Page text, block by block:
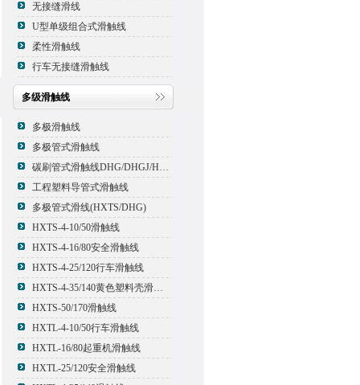
无接缝滑线
U型单级组合式滑触线
柔性滑触线
行车无接缝滑触线
多级滑触线
多极滑触线
多极管式滑触线
碳刷管式滑触线DHG/DHGJ/HXTL/HXTS-4
工程塑料导管式滑触线
多极管式滑线(HXTS/DHG)
HXTS-4-10/50滑触线
HXTS-4-16/80安全滑触线
HXTS-4-25/120行车滑触线
HXTS-4-35/140黄色塑料壳滑触线
HXTS-50/170滑触线
HXTL-4-10/50行车滑触线
HXTL-16/80起重机滑触线
HXTL-25/120安全滑触线